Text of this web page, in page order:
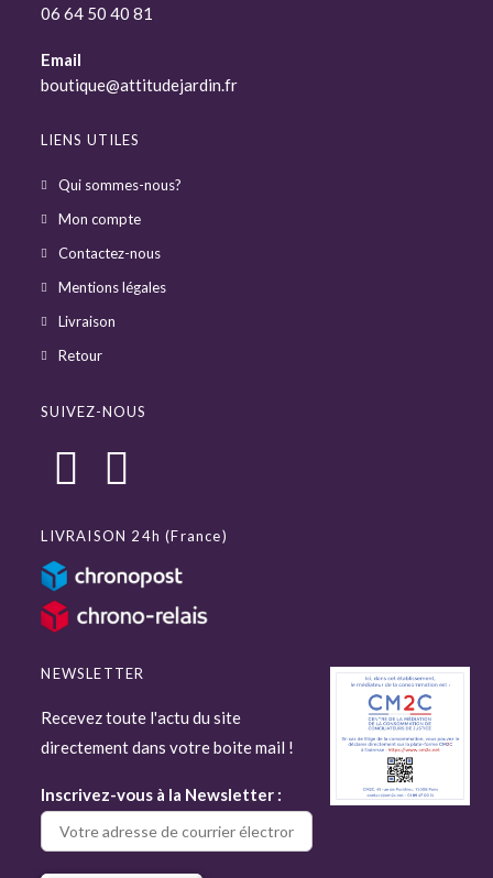
06 64 50 40 81
Email
boutique@attitudejardin.fr
LIENS UTILES
Qui sommes-nous?
Mon compte
Contactez-nous
Mentions légales
Livraison
Retour
SUIVEZ-NOUS
LIVRAISON 24h (France)
NEWSLETTER
Recevez toute l'actu du site
directement dans votre boite mail !
Inscrivez-vous à la Newsletter :